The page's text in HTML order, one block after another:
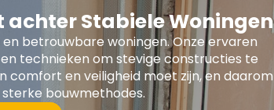
achter Stabiele Woningen
betrouwbare woningen. Onze ervaren
technieken om stevige constructies te
comfort en veiligheid moet zijn, en daarom
bouwmethodes.